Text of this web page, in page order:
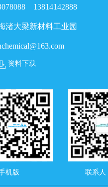
13814142888
渚大梁新材料工业园
资料下载
机版 联系人